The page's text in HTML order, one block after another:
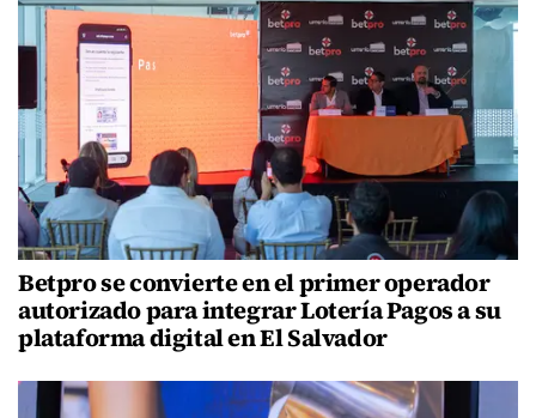
Betpro se convierte en el primer operador
autorizado para integrar Lotería Pagos a su
plataforma digital en El Salvador